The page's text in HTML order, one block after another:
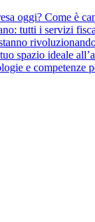
oggi? Come è
tutti i servizi
spazio ideale
e competenze